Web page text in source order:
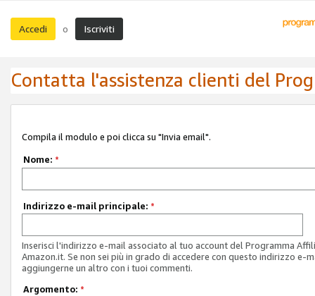
Accedi o Iscriviti
Contatta l'assistenza clienti del
Compila il modulo e poi clicca su "Invia email".
Nome: *
Indirizzo e-mail principale: *
Inserisci l'indirizzo e-mail associato al tuo account del Programma
Amazon.it. Se non sei più in grado di accedere con questo indirizzo e-
aggiungerne un altro con i tuoi commenti.
Argomento: *